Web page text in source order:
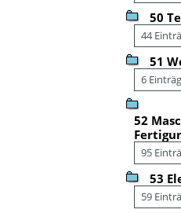
50
44
51
6
52
95
53
59